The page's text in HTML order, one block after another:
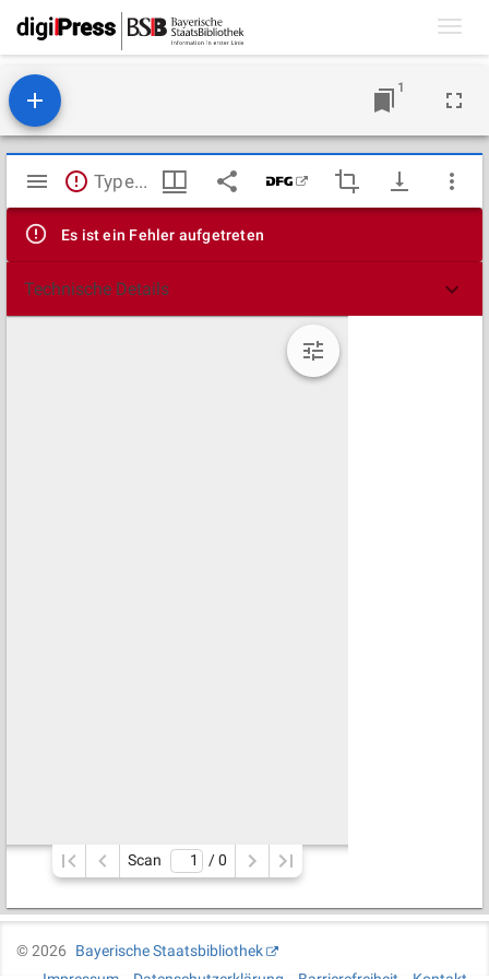
1
Mirador
Viewer
TypeError: Failed to fetch
Es ist ein Fehler aufgetreten
Technische Details
Scan / 0
©2026
Bayerische Staatsbibliothek